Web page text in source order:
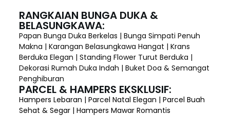
RANGKAIAN BUNGA DUKA &
BELASUNGKAWA:
Papan Bunga Duka Berkelas | Bunga Simpati Penuh
Makna | Karangan Belasungkawa Hangat | Krans
Berduka Elegan | Standing Flower Turut Berduka |
Dekorasi Rumah Duka Indah | Buket Doa & Semangat
Penghiburan
PARCEL & HAMPERS EKSKLUSIF:
Hampers Lebaran | Parcel Natal Elegan | Parcel Buah
Sehat & Segar | Hampers Mawar Romantis